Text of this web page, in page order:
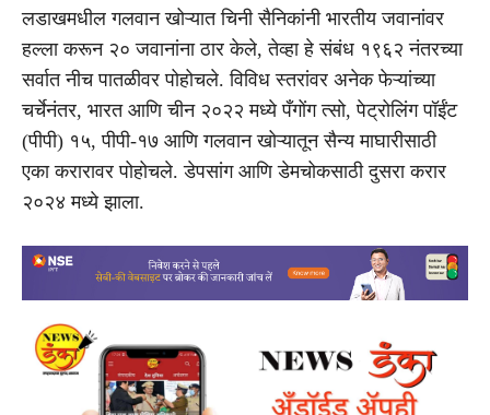
लडाखमधील गलवान खोऱ्यात चिनी सैनिकांनी भारतीय जवानांवर
हल्ला करून २० जवानांना ठार केले, तेव्हा हे संबंध १९६२ नंतरच्या
सर्वात नीच पातळीवर पोहोचले. विविध स्तरांवर अनेक फेऱ्यांच्या
चर्चेनंतर, भारत आणि चीन २०२२ मध्ये पँगोंग त्सो, पेट्रोलिंग पॉईंट
(पीपी) १५, पीपी-१७ आणि गलवान खोऱ्यातून सैन्य माघारीसाठी
एका करारावर पोहोचले. डेपसांग आणि डेमचोकसाठी दुसरा करार
२०२४ मध्ये झाला.